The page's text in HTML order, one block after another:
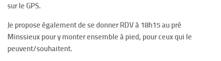
sur le GPS.
Je propose également de se donner RDV à 18h15 au pré
Minssieux pour y monter ensemble à pied, pour ceux qui le
peuvent/souhaitent.